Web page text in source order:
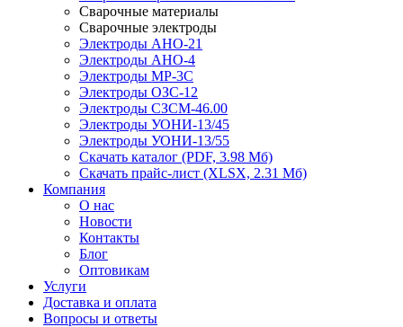
Сварочные материалы
Сварочные электроды
Электроды АНО-21
Электроды АНО-4
Электроды МР-3С
Электроды ОЗС-12
Электроды СЗСМ-46.00
Электроды УОНИ-13/45
Электроды УОНИ-13/55
Скачать каталог (PDF, 3.98 Мб)
Скачать прайс-лист (XLSX, 2.31 Мб)
Компания
О нас
Новости
Контакты
Блог
Оптовикам
Услуги
Доставка и оплата
Вопросы и ответы